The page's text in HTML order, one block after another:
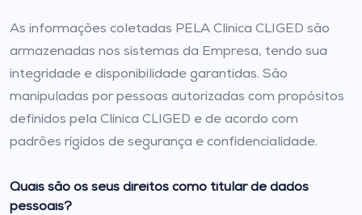
As informações coletadas PELA Clínica CLIGED são
armazenadas nos sistemas da Empresa, tendo sua
integridade e disponibilidade garantidas. São
manipuladas por pessoas autorizadas com propósitos
definidos pela Clínica CLIGED e de acordo com
padrões rígidos de segurança e confidencialidade.
Quais são os seus direitos como titular de dados
pessoais?